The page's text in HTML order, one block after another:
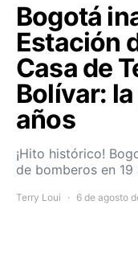
Bogotá
Estación
Casa de
Bolívar:
años
¡Hito histórico!
de bomberos en
Terry Loui 6 de agosto